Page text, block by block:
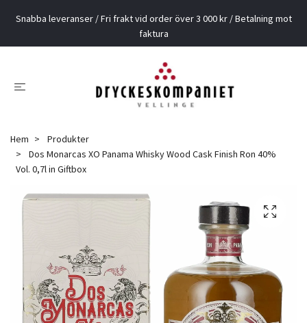
Snabba leveranser / Fri frakt vid order över 3 000 kr / Betalning mot
faktura
Hem
Produkter
Dos Monarcas XO Panama Whisky Wood Cask Finish Ron 40%
Vol. 0,7l in Giftbox